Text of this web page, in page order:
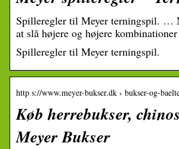
Spilleregler til Meyer terningspil. …
at slå højere og højere
Spilleregler til Meyer terningspil.
http s://www.meyer-bukser.dk › bukser-og-
Køb herrebukser,
Meyer Bukser